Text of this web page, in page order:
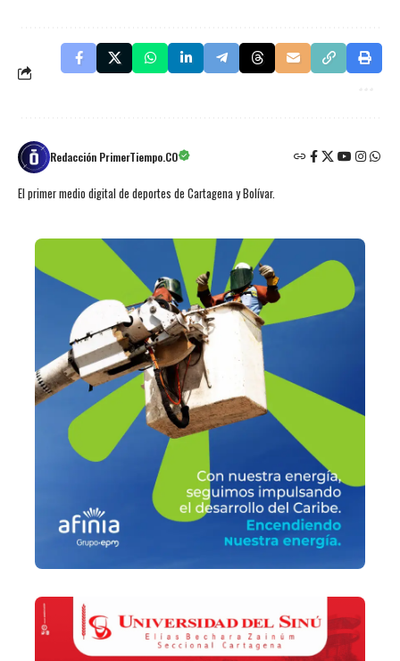
Redacción PrimerTiempo.CO
El primer medio digital de deportes de Cartagena y Bolívar.